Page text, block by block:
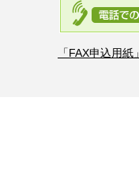
「FAX申込用